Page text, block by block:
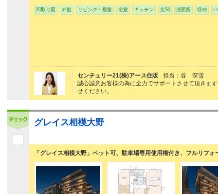
間取り図 外観 リビング・居室 浴室 キッチン 玄関 洗面所 収納
センチュリー21(株)アース住販
担当：谷 深雪
誠心誠意お客様の為に全力でサポートさせて頂きま
せください。
グレイス相模大野
「グレイス相模大野」ペット可、駐車場専用使用権付き、フルリフォ